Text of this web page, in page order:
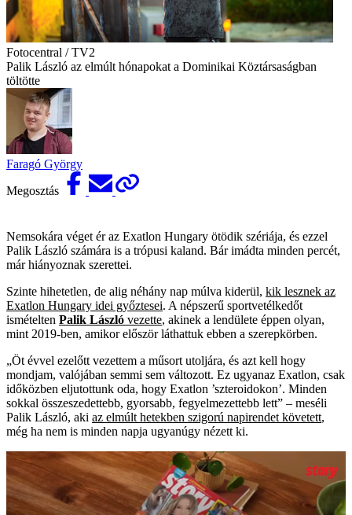
Fotocentral / TV2
Palik László az elmúlt hónapokat a Dominikai Köztársaságban
töltötte
Faragó György
Megosztás
Nemsokára véget ér az Exatlon Hungary ötödik szériája, és ezzel
Palik László számára is a trópusi kaland. Bár imádta minden percét,
már hiányoznak szerettei.
Szinte hihetetlen, de alig néhány nap múlva kiderül, kik lesznek az
Exatlon Hungary idei győztesei. A népszerű sportvetélkedőt
ismételten Palik László vezette, akinek a lendülete éppen olyan,
mint 2019-ben, amikor először láthattuk ebben a szerepkörben.
„Öt évvel ezelőtt vezettem a műsort utoljára, és azt kell hogy
mondjam, valójában semmi sem változott. Ez ugyanaz Exatlon, csak
időközben eljutottunk oda, hogy Exatlon ’szteroidokon’. Minden
sokkal összeszedettebb, gyorsabb, fegyelmezettebb lett” – meséli
Palik László, aki az elmúlt hetekben szigorú napirendet követett,
még ha nem is minden napja ugyanúgy nézett ki.